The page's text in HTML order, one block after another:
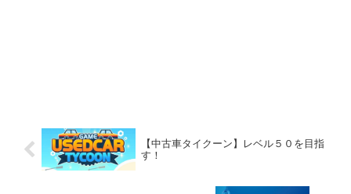
【中古車タイクーン】レベル５０を目指
す！